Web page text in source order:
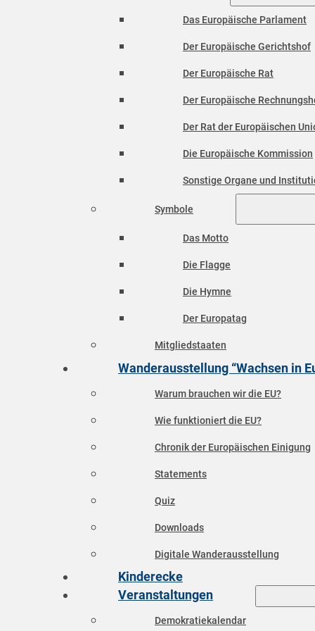
Das Europäische Parlament
Der Europäische Gerichtshof
Der Europäische Rat
Der Europäische
Der Rat der Europäischen
Die Europäische Kommission
Sonstige Organe und
Symbole
Das Motto
Die Flagge
Die Hymne
Der Europatag
Mitgliedstaaten
Wanderausstellung “Wachsen in
Warum brauchen wir die EU?
Wie funktioniert die EU?
Chronik der Europäischen Einigung
Statements
Quiz
Downloads
Digitale Wanderausstellung
Kinderecke
Veranstaltungen
Demokratiekalendar